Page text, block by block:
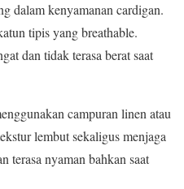
dalam kenyamanan cardigan.
tipis yang breathable.
dan tidak terasa berat saat
campuran linen atau
lembut sekaligus menjaga
terasa nyaman bahkan saat